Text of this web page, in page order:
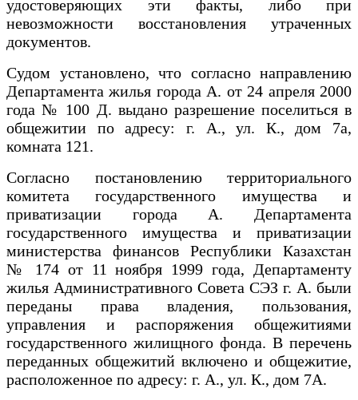
удостоверяющих эти факты, либо при
невозможности восстановления утраченных
документов.
Судом установлено, что согласно направлению
Департамента жилья города А. от 24 апреля 2000
года № 100 Д. выдано разрешение поселиться в
общежитии по адресу: г. А., ул. К., дом 7а,
комната 121.
Согласно постановлению территориального
комитета государственного имущества и
приватизации города А. Департамента
государственного имущества и приватизации
министерства финансов Республики Казахстан
№ 174 от 11 ноября 1999 года, Департаменту
жилья Административного Совета СЭЗ г. А. были
переданы права владения, пользования,
управления и распоряжения общежитиями
государственного жилищного фонда. В перечень
переданных общежитий включено и общежитие,
расположенное по адресу: г. А., ул. К., дом 7А.